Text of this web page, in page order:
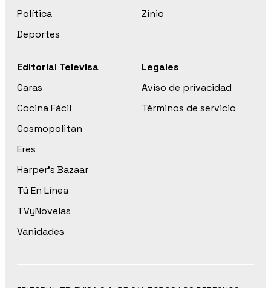
Política
Deportes
Zinio
Editorial Televisa
Caras
Cocina Fácil
Cosmopolitan
Eres
Harper’s Bazaar
Tú En Línea
TVyNovelas
Vanidades
Legales
Aviso de privacidad
Términos de servicio